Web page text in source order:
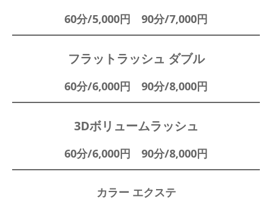
60分/5,000円 90分/7,000円
フラットラッシュ ダブル
60分/6,000円 90分/8,000円
3Dボリュームラッシュ
60分/6,000円 90分/8,000円
カラー エクステ